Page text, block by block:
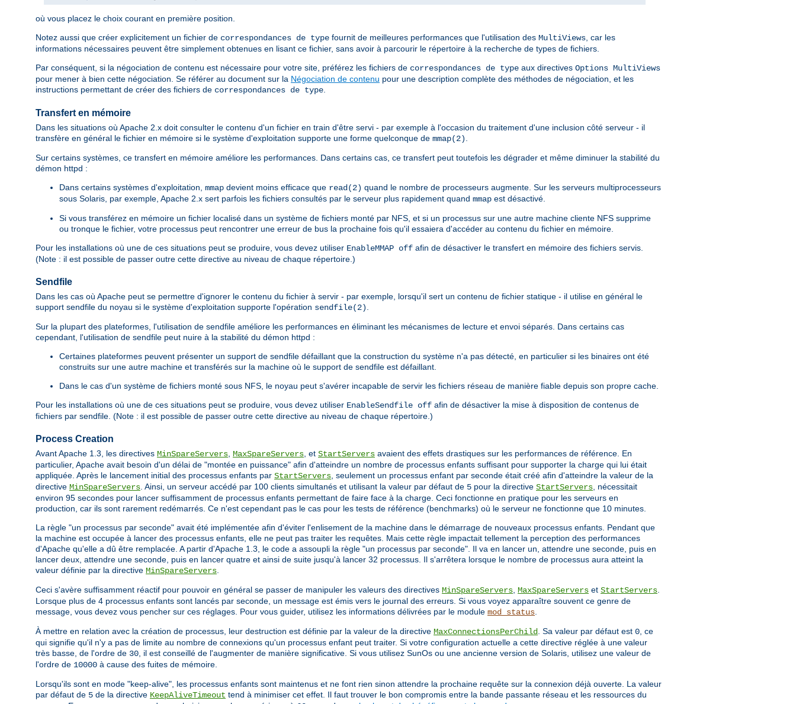
où vous placez le choix courant en première position.
Notez aussi que créer explicitement un fichier de correspondances de type fournit de meilleures performances que l'utilisation des MultiViews , car les
informations nécessaires peuvent être simplement obtenues en lisant ce fichier, sans avoir à parcourir le répertoire à la recherche de types de fichiers.
Par conséquent, si la négociation de contenu est nécessaire pour votre site, préférez les fichiers de correspondances de type aux directives Options MultiViews
pour mener à bien cette négociation. Se référer au document sur la Négociation de contenu pour une description complète des méthodes de négociation, et les
instructions permettant de créer des fichiers de correspondances de type
Transfert en mémoire
Dans les situations où Apache 2.x doit consulter le contenu d'un fichier en train d'être servi - par exemple à l'occasion du traitement d'une inclusion côté serveur - il
transfère en général le fichier en mémoire si le système d'exploitation supporte une forme quelconque de mmap(2)
Sur certains systèmes, ce transfert en mémoire améliore les performances. Dans certains cas, ce transfert peut toutefois les dégrader et même diminuer la stabilité du
démon httpd :
Dans certains systèmes d'exploitation, mmap devient moins efficace que read(2) quand le nombre de processeurs augmente. Sur les serveurs multiprocesseurs
sous Solaris, par exemple, Apache 2.x sert parfois les fichiers consultés par le serveur plus rapidement quand mmap est désactivé.
Si vous transférez en mémoire un fichier localisé dans un système de fichiers monté par NFS, et si un processus sur une autre machine cliente NFS supprime
ou tronque le fichier, votre processus peut rencontrer une erreur de bus la prochaine fois qu'il essaiera d'accéder au contenu du fichier en mémoire.
Pour les installations où une de ces situations peut se produire, vous devez utiliser EnableMMAP off afin de désactiver le transfert en mémoire des fichiers servis.
(Note : il est possible de passer outre cette directive au niveau de chaque répertoire.)
Sendfile
Dans les cas où Apache peut se permettre d'ignorer le contenu du fichier à servir - par exemple, lorsqu'il sert un contenu de fichier statique - il utilise en général le
support sendfile du noyau si le système d'exploitation supporte l'opération sendfile(2)
Sur la plupart des plateformes, l'utilisation de sendfile améliore les performances en éliminant les mécanismes de lecture et envoi séparés. Dans certains cas
cependant, l'utilisation de sendfile peut nuire à la stabilité du démon httpd :
Certaines plateformes peuvent présenter un support de sendfile défaillant que la construction du système n'a pas détecté, en particulier si les binaires ont été
construits sur une autre machine et transférés sur la machine où le support de sendfile est défaillant.
Dans le cas d'un système de fichiers monté sous NFS, le noyau peut s'avérer incapable de servir les fichiers réseau de manière fiable depuis son propre cache.
Pour les installations où une de ces situations peut se produire, vous devez utiliser EnableSendfile off afin de désactiver la mise à disposition de contenus de
fichiers par sendfile. (Note : il est possible de passer outre cette directive au niveau de chaque répertoire.)
Process Creation
Avant Apache 1.3, les directives MinSpareServers, MaxSpareServers, et StartServers avaient des effets drastiques sur les performances de référence. En
particulier, Apache avait besoin d'un délai de "montée en puissance" afin d'atteindre un nombre de processus enfants suffisant pour supporter la charge qui lui était
appliquée. Après le lancement initial des processus enfants par StartServers, seulement un processus enfant par seconde était créé afin d'atteindre la valeur de la
directive MinSpareServers. Ainsi, un serveur accédé par 100 clients simultanés et utilisant la valeur par défaut de 5 pour la directive StartServers, nécessitait
environ 95 secondes pour lancer suffisamment de processus enfants permettant de faire face à la charge. Ceci fonctionne en pratique pour les serveurs en
production, car ils sont rarement redémarrés. Ce n'est cependant pas le cas pour les tests de référence (benchmarks) où le serveur ne fonctionne que 10 minutes.
La règle "un processus par seconde" avait été implémentée afin d'éviter l'enlisement de la machine dans le démarrage de nouveaux processus enfants. Pendant que
la machine est occupée à lancer des processus enfants, elle ne peut pas traiter les requêtes. Mais cette règle impactait tellement la perception des performances
d'Apache qu'elle a dû être remplacée. A partir d'Apache 1.3, le code a assoupli la règle "un processus par seconde". Il va en lancer un, attendre une seconde, puis en
lancer deux, attendre une seconde, puis en lancer quatre et ainsi de suite jusqu'à lancer 32 processus. Il s'arrêtera lorsque le nombre de processus aura atteint la
valeur définie par la directive MinSpareServers.
Ceci s'avère suffisamment réactif pour pouvoir en général se passer de manipuler les valeurs des directives MinSpareServers, MaxSpareServers et StartServers.
Lorsque plus de 4 processus enfants sont lancés par seconde, un message est émis vers le journal des erreurs. Si vous voyez apparaître souvent ce genre de
message, vous devez vous pencher sur ces réglages. Pour vous guider, utilisez les informations délivrées par le module mod_status.
À mettre en relation avec la création de processus, leur destruction est définie par la valeur de la directive MaxConnectionsPerChild. Sa valeur par défaut est 0, ce
qui signifie qu'il n'y a pas de limite au nombre de connexions qu'un processus enfant peut traiter. Si votre configuration actuelle a cette directive réglée à une valeur
très basse, de l'ordre de 30, il est conseillé de l'augmenter de manière significative. Si vous utilisez SunOs ou une ancienne version de Solaris, utilisez une valeur de
l'ordre de 10000 à cause des fuites de mémoire.
Lorsqu'ils sont en mode "keep-alive", les processus enfants sont maintenus et ne font rien sinon attendre la prochaine requête sur la connexion déjà ouverte. La valeur
par défaut de 5 de la directive KeepAliveTimeout tend à minimiser cet effet. Il faut trouver le bon compromis entre la bande passante réseau et les ressources du